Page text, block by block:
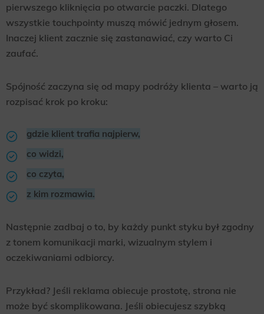
pierwszego kliknięcia po otwarcie paczki. Dlatego
wszystkie touchpointy muszą mówić jednym głosem.
Inaczej klient zacznie się zastanawiać, czy warto Ci
zaufać.
Spójność zaczyna się od mapy podróży klienta – warto ją
rozpisać krok po kroku:
gdzie klient trafia najpierw,
co widzi,
co czyta,
z kim rozmawia.
Następnie zadbaj o to, by każdy punkt styku był zgodny
z tonem komunikacji marki, wizualnym stylem i
oczekiwaniami odbiorcy.
Przykład? Jeśli reklama obiecuje prostotę, strona nie
może być skomplikowana. Jeśli obiecujesz szybką